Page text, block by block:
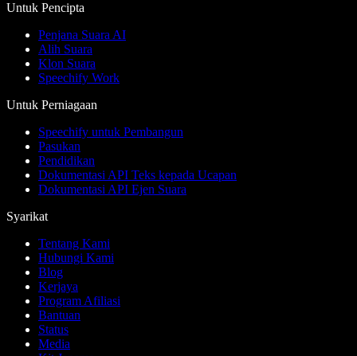
Untuk Pencipta
Penjana Suara AI
Alih Suara
Klon Suara
Speechify Work
Untuk Perniagaan
Speechify untuk Pembangun
Pasukan
Pendidikan
Dokumentasi API Teks kepada Ucapan
Dokumentasi API Ejen Suara
Syarikat
Tentang Kami
Hubungi Kami
Blog
Kerjaya
Program Afiliasi
Bantuan
Status
Media